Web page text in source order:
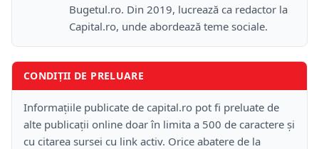
Bugetul.ro. Din 2019, lucrează ca redactor la
Capital.ro, unde abordează teme sociale.
CONDIȚII DE PRELUARE
Informațiile publicate de capital.ro pot fi preluate de
alte publicații online doar în limita a 500 de caractere și
cu citarea sursei cu link activ. Orice abatere de la